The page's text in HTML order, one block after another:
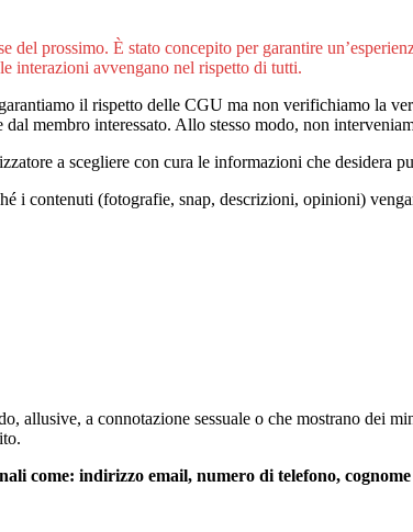
prossimo. È stato concepito per garantire
interazioni avvengano nel rispetto di tutti.
il rispetto delle CGU ma non verifichiamo la
membro interessato. Allo stesso modo, non
a scegliere con cura le informazioni che desidera
i contenuti (fotografie, snap, descrizioni, opinioni)
allusive, a connotazione sessuale o che mostrano dei
come: indirizzo email, numero di telefono,